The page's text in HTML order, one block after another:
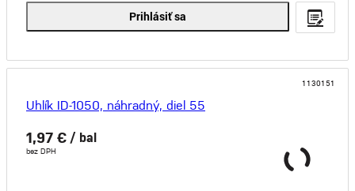
Prihlásiť sa
1130151
Uhlík ID-1050, náhradný, diel 55
1,97 € / bal
bez DPH